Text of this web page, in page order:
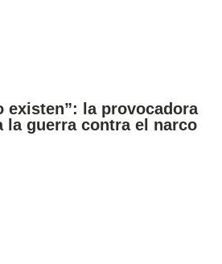
existen”: la provocadora
la guerra contra el narco